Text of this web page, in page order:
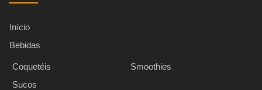
Início
Bebidas
Coquetéis
Smoothies
Sucos